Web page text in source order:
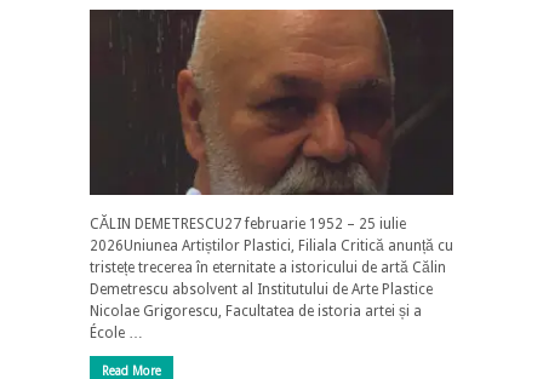
CĂLIN DEMETRESCU27 februarie 1952 – 25 iulie
2026Uniunea Artiștilor Plastici, Filiala Critică anunță cu
tristețe trecerea în eternitate a istoricului de artă Călin
Demetrescu absolvent al Institutului de Arte Plastice
Nicolae Grigorescu, Facultatea de istoria artei și a
École …
Read More